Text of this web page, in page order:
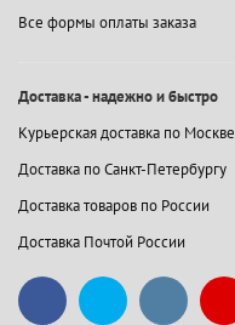
Все формы оплаты заказа
Доставка - надежно и быстро
Курьерская доставка по Москве
Доставка по Санкт-Петербургу
Доставка товаров по России
Доставка Почтой России